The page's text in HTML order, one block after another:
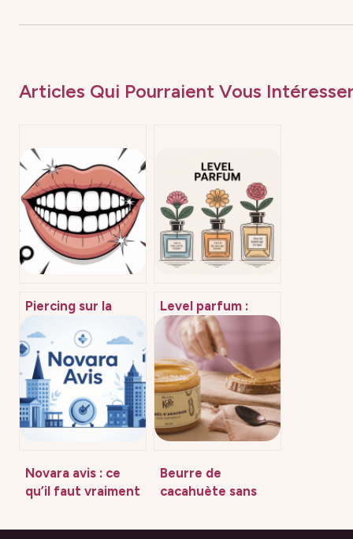
Articles Qui Pourraient Vous
Piercing sur la
combien ça coûte
vraiment en 2026
?
Level parfum :
comment choisir la
bonne
concentration de
parfum
Novara avis : ce
qu’il faut vraiment
d’investir
Beurre de
cacahuète sans
choisir une purée